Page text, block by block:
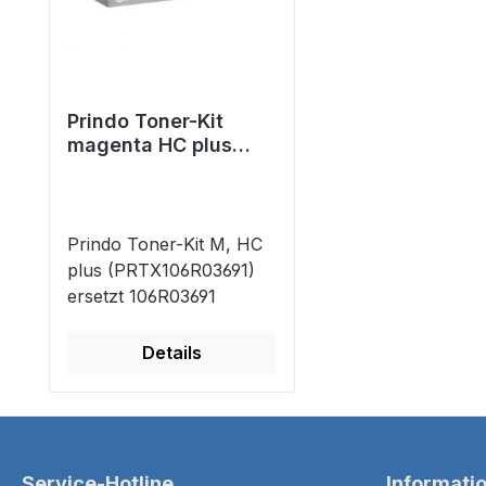
Prindo Toner-Kit
magenta HC plus
Prindo Toner-Kit M, HC
plus (PRTX106R03691)
ersetzt 106R03691
Details